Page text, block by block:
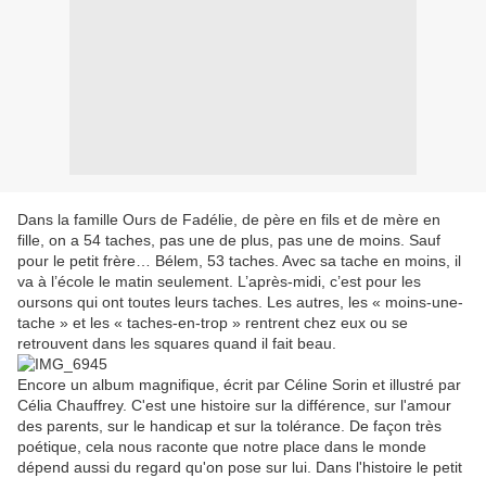
Dans la famille Ours de Fadélie, de père en fils et de mère en
fille, on a 54 taches, pas une de plus, pas une de moins. Sauf
pour le petit frère… Bélem, 53 taches. Avec sa tache en moins, il
va à l’école le matin seulement. L’après-midi, c’est pour les
oursons qui ont toutes leurs taches. Les autres, les « moins-une-
tache » et les « taches-en-trop » rentrent chez eux ou se
retrouvent dans les squares quand il fait beau.
Encore un album magnifique, écrit par Céline Sorin et illustré par
Célia Chauffrey. C'est une histoire sur la différence, sur l'amour
des parents, sur le handicap et sur la tolérance. De façon très
poétique, cela nous raconte que notre place dans le monde
dépend aussi du regard qu'on pose sur lui. Dans l'histoire le petit